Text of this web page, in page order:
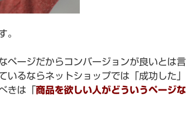
。
ページだからコンバージョンが良いとは
るならネットショップでは「成功した」
きは「 商品を欲しい人がどういうページ